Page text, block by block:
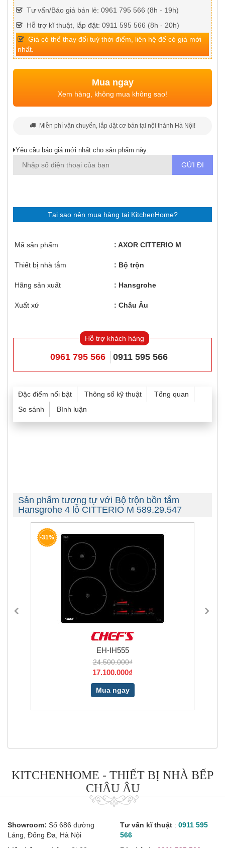
Tư vấn/Báo giá bán lẻ: 0961 795 566 (8h - 19h)
Hỗ trợ kĩ thuật, lắp đặt: 0911 595 566 (8h - 20h)
Giá có thể thay đổi tuỳ thời điểm, liên hệ để có giá mới
nhất.
Mua ngay
Xem hàng, không mua không sao!
Miễn phí vận chuyển, lắp đặt cơ bản tại nội thành Hà Nội!
Yêu cầu báo giá mới nhất cho sản phẩm này.
Tại sao nên mua hàng tại KitchenHome?
Mã sản phẩm AXOR CITTERIO M
Thiết bị nhà tắm Bộ trộn
Hãng sản xuất Hansgrohe
Xuất xứ Châu Âu
Hỗ trợ khách hàng
0961 795 566 0911 595 566
Đặc điểm nổi bật Thông số kỹ thuật
Tổng quan
So sánh
Bình luận
Sản phẩm tương tự với Bộ trộn bồn tắm
Hansgrohe 4 lỗ CITTERIO M 589.29.547
KITCHENHOME - THIẾT BỊ NHÀ BẾP
CHÂU ÂU
Showroom: Số 686 đường
Láng, Đống Đa, Hà Nội
Tư vấn kĩ thuật : 0911 595
566